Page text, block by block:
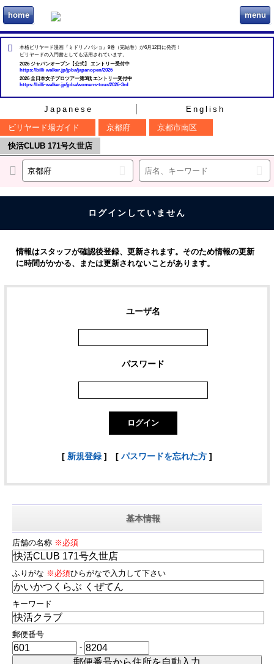
home ビリヲカ menu
本格ビリヤード漫画『ミドリノバショ』9巻（完結巻）が6月12日に発売！
ビリヤードの入門書としても活用されています。
2026 ジャパンオープン【公式】 エントリー受付中
https://billi-walker.jp/jpba/japanopen/2026
2026 全日本女子プロツアー第3戦 エントリー受付中
https://billi-walker.jp/jpba/womens-tour/2026-3rd
Japanese
English
ビリヤード場ガイド
京都府
京都市南区
快活CLUB 171号久世店
ログインしていません
情報はスタッフが確認後登録、更新されます。そのため情報の更新
に時間がかかる、または更新されないことがあります。
ユーザ名
パスワード
[ 新規登録 ] [ パスワードを忘れた方 ]
基本情報
店舗の名称 ※必須
ふりがな ※必須ひらがなで入力して下さい
キーワード
郵便番号
-